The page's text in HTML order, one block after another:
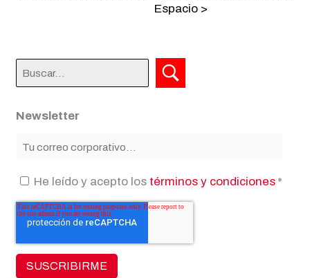
Espacio >
Newsletter
He leído y acepto los términos y condiciones *